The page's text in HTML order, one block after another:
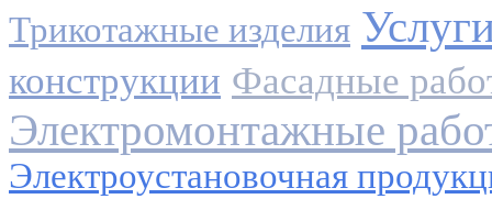
Трикотажные изделия
конструкции Фасадные
Электромонтажные
Электроустановочная